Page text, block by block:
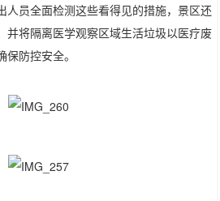
人员全面检测这些看得见的措施，景区还
并将隔离医学观察区域生活垃圾以医疗废
防控安全。